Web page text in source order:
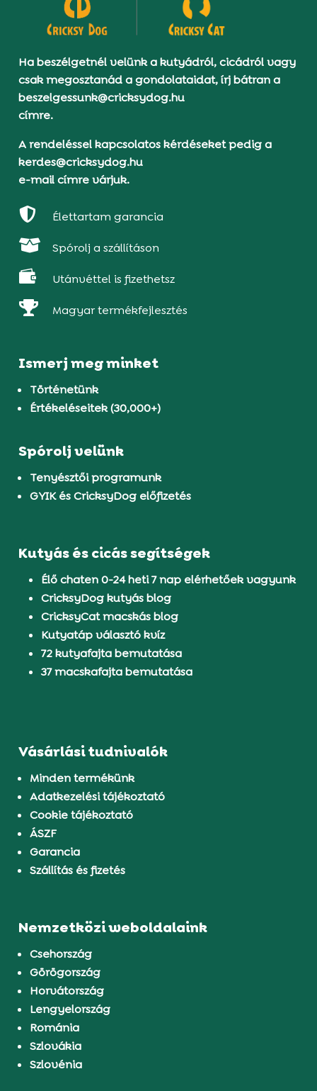
Ha beszélgetnél velünk a kutyádról, cicádról vagy
csak megosztanád a gondolataidat, írj bátran a
beszelgessunk@cricksydog.hu
címre.
A rendeléssel kapcsolatos kérdéseket pedig a
kerdes@cricksydog.hu
e-mail címre várjuk.
 Élettartam garancia
 Spórolj a szállításon
 Utánvéttel is fizethetsz
 Magyar termékfejlesztés
Ismerj meg minket
Történetünk
Értékeléseitek (30,000+)
Spórolj velünk
Tenyésztői programunk
GYIK és CricksyDog előfizetés
Kutyás és cicás segítségek
Élő chaten 0-24 heti 7 nap elérhetőek vagyunk
CricksyDog kutyás blog
CricksyCat macskás blog
Kutyatáp választó kvíz
72 kutyafajta bemutatása
37 macskafajta bemutatása
Vásárlási tudnivalók
Minden termékünk
Adatkezelési tájékoztató
Cookie tájékoztató
ÁSZF
Garancia
Szállítás és fizetés
Nemzetközi weboldalaink
Csehország
Görögország
Horvátország
Lengyelország
Románia
Szlovákia
Szlovénia